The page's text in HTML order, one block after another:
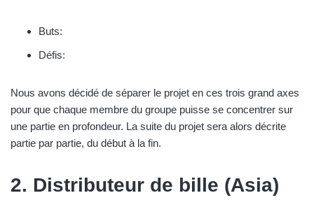
Buts:
Défis:
Nous avons décidé de séparer le projet en ces trois grand axes
pour que chaque membre du groupe puisse se concentrer sur
une partie en profondeur. La suite du projet sera alors décrite
partie par partie, du début à la fin.
2. Distributeur de bille (Asia)